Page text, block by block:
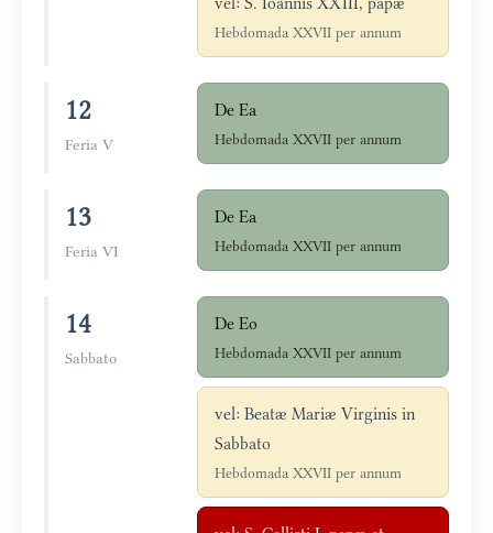
Hebdomada XXVII per annum
12
Feria V
De Ea
Hebdomada XXVII per annum
13
Feria VI
De Ea
Hebdomada XXVII per annum
14
Sabbato
De Eo
Hebdomada XXVII per annum
vel: Beatæ Mariæ Virginis in
Sabbato
Hebdomada XXVII per annum